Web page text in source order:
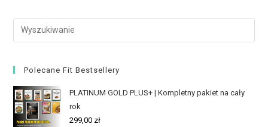
Polecane Fit Bestsellery
PLATINUM GOLD PLUS+ | Kompletny pakiet na cały
rok
299,00 zł